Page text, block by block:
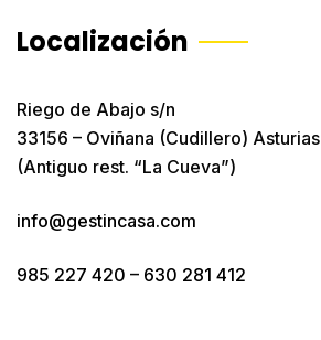
Localización
Riego de Abajo s/n
33156 – Oviñana (Cudillero) Asturias
(Antiguo rest. “La Cueva”)
info@gestincasa.com
985 227 420 – 630 281 412